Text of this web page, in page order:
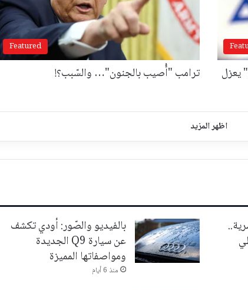
يعزل
Featured
ترامب "أُصيب بالجنون"… والسّبب؟!
اظهر المزيد
بالفيديو والصّور: أودي تكشف
عن سيارة Q9 الجديدة
ومواصفاتها المميزة
منذ 6 أيام